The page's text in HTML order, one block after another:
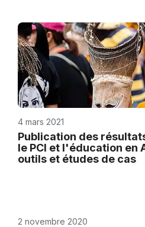
4 mars 2021
Publication des
le PCI et l'éducation en
outils et études de cas
2 novembre 2020